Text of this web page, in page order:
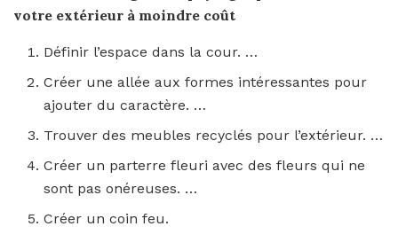
votre extérieur à moindre coût
Définir l’espace dans la cour. …
Créer une allée aux formes intéressantes pour
ajouter du caractère. …
Trouver des meubles recyclés pour l’extérieur. …
Créer un parterre fleuri avec des fleurs qui ne
sont pas onéreuses. …
Créer un coin feu.